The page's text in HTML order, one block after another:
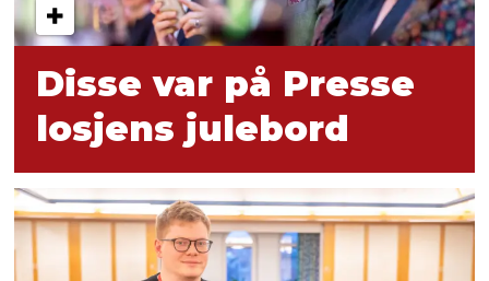
Disse var på Presse­
losjens julebord